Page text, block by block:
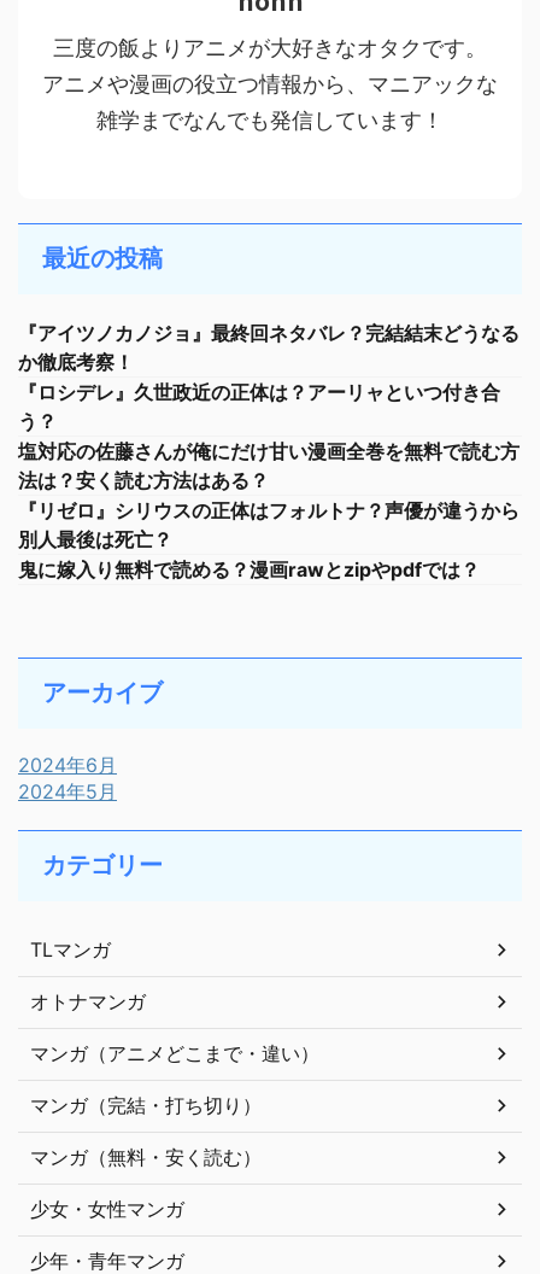
三度の飯よりアニメが大好きなオタクです。
アニメや漫画の役立つ情報から、マニアックな
雑学までなんでも発信しています！
最近の投稿
『アイツノカノジョ』最終回ネタバレ？完結結末どうなる
か徹底考察！
『ロシデレ』久世政近の正体は？アーリャといつ付き合
う？
塩対応の佐藤さんが俺にだけ甘い漫画全巻を無料で読む方
法は？安く読む方法はある？
『リゼロ』シリウスの正体はフォルトナ？声優が違うから
別人最後は死亡？
鬼に嫁入り無料で読める？漫画rawとzipやpdfでは？
アーカイブ
2024年6月
2024年5月
カテゴリー
TLマンガ
オトナマンガ
マンガ（アニメどこまで・違い）
マンガ（完結・打ち切り）
マンガ（無料・安く読む）
少女・女性マンガ
少年・青年マンガ